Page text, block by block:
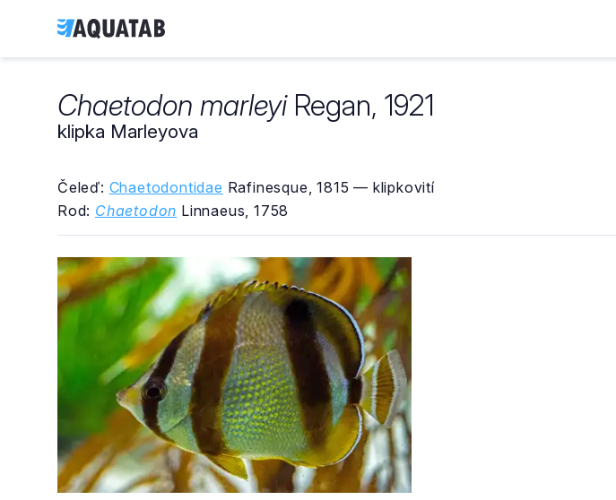
Chaetodon marleyiRegan, 1921
klipka Marleyova
Čeleď: Chaetodontidae Rafinesque, 1815 — klipkovití
Rod: Chaetodon Linnaeus, 1758